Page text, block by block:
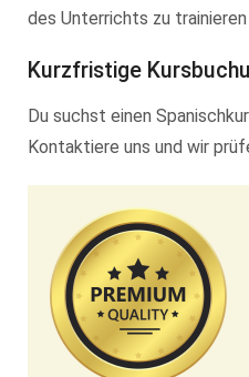
des Unterrichts zu
Kurzfristige
Du suchst einen
Kontaktiere uns und wir